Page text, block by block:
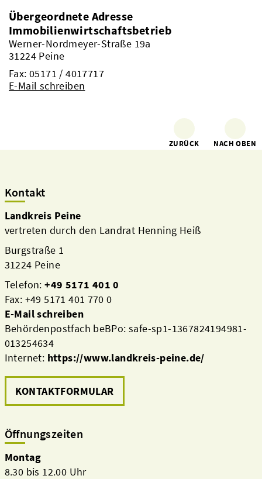
Übergeordnete Adresse
Immobilienwirtschaftsbetrieb
Werner-Nordmeyer-Straße 19a
31224 Peine
Fax: 05171 / 4017717
E-Mail schreiben
ZURÜCK NACH OBEN
Kontakt
Landkreis Peine
vertreten durch den Landrat Henning Heiß
Burgstraße 1
31224 Peine
Telefon:+49 5171 401 0
Fax: +49 5171 401 770 0
E-Mail schreiben
Behördenpostfach beBPo: safe-sp1-1367824194981-
013254634
Internet: https://www.landkreis-peine.de/
KONTAKTFORMULAR
Öffnungszeiten
Montag
8.30 bis 12.00 Uhr